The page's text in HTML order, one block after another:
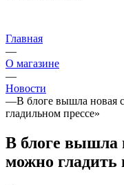
Главная
—
О магазине
—
Новости
—В блоге вышла новая
гладильном прессе»
В блоге вышла
можно гладить